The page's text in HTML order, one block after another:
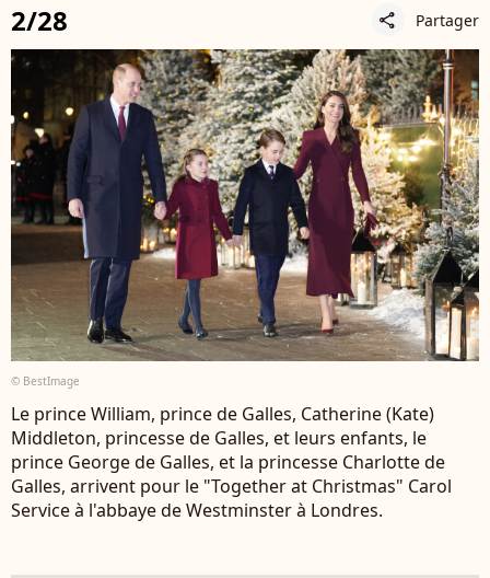
2/28 share Partager
© BestImage
Le prince William, prince de Galles, Catherine (Kate)
Middleton, princesse de Galles, et leurs enfants, le
prince George de Galles, et la princesse Charlotte de
Galles, arrivent pour le "Together at Christmas" Carol
Service à l'abbaye de Westminster à Londres.